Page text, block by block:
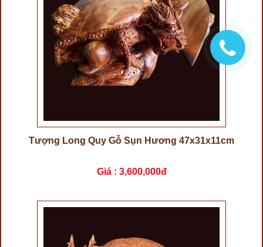
Tượng Long Quy Gỗ Sụn Hương 47x31x11cm
Giá : 3,600,000đ